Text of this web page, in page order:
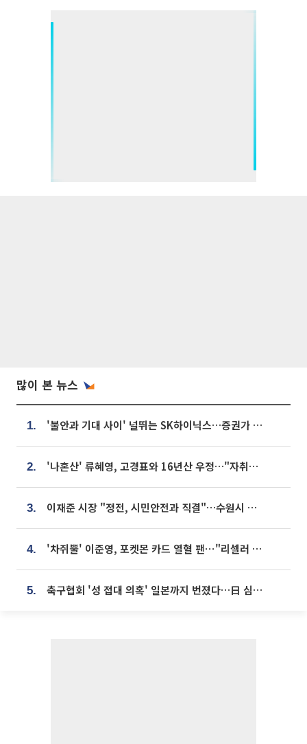
많이 본 뉴스
1. '불안과 기대 사이' 널뛰는 SK하이닉스…증권가 "HBM4·LTA 기반 펀터멘털 견고"
2. '나혼산' 류혜영, 고경표와 16년산 우정…"자취방서 부모님과 마주쳐"
3. 이재준 시장 "정전, 시민안전과 직결"…수원시 비상대응체계 가동
4. '차쥐뿔' 이준영, 포켓몬 카드 열혈 팬⋯"리셀러 처단할 것"
5. 축구협회 '성 접대 의혹' 일본까지 번졌다…日 심판 실명 공개